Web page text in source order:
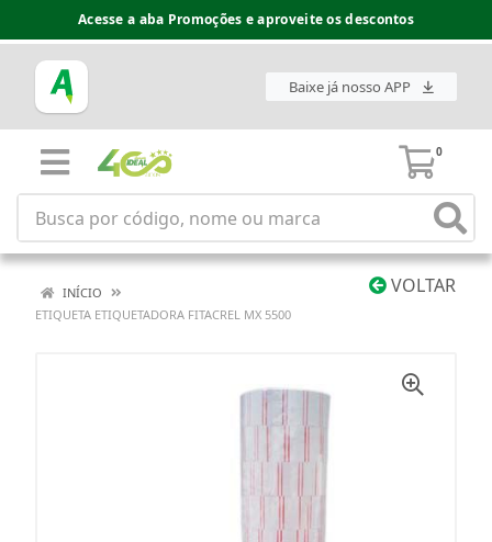
Acesse a aba Promoções e aproveite os descontos
Baixe já nosso APP
0
VOLTAR
INÍCIO
ETIQUETA ETIQUETADORA FITACREL MX 5500